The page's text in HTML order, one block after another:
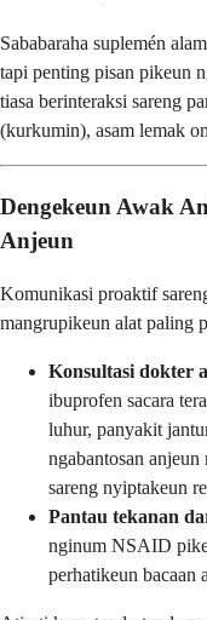
Sababaraha suplemén
tapi penting pisan pikeun
tiasa berinteraksi sareng
(kurkumin), asam lemak
Dengekeun Awak
Anjeun
Komunikasi proaktif
mangrupikeun alat paling
Konsultasi dokter
ibuprofen sacara
luhur, panyakit
ngabantosan
sareng nyiptakeun
Pantau tekanan
nginum NSAID
perhatikeun bacaan